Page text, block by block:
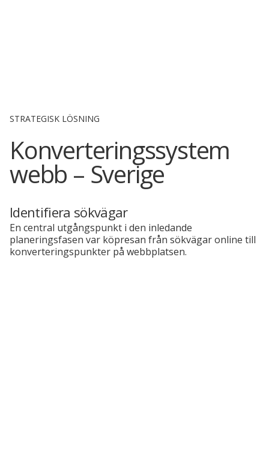
STRATEGISK LÖSNING
Konverteringssystem
webb – Sverige
Identifiera sökvägar
En central utgångspunkt i den inledande
planeringsfasen var köpresan från sökvägar online till
konverteringspunkter på webbplatsen.